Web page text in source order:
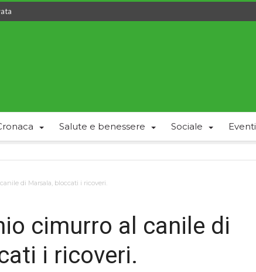
Salute e benessere Sociale Eventi
di Marsala, bloccati i ricoveri.
cimurro al canile di
i ricoveri.